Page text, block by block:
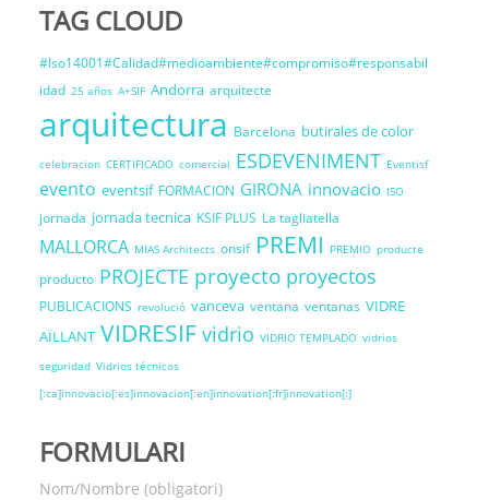
TAG CLOUD
#Iso14001#Calidad#medioambiente#compromiso#responsabil
idad 25 años A+SIF Andorra arquitecte
arquitectura Barcelona butirales de color
celebracion CERTIFICADO comercial ESDEVENIMENT Eventisf
evento eventsif FORMACION GIRONA innovacio ISO
jornada jornada tecnica KSIF PLUS La tagliatella
MALLORCA MIAS Architects onsif PREMI PREMIO producte
producto PROJECTE proyecto proyectos
PUBLICACIONS revolució vanceva ventana ventanas VIDRE
AÏLLANT VIDRESIF vidrio VIDRIO TEMPLADO vidrios
seguridad Vidrios técnicos
[:ca]innovacio[:es]innovacion[:en]innovation[:fr]innovation[:]
FORMULARI
Nom/Nombre (obligatori)